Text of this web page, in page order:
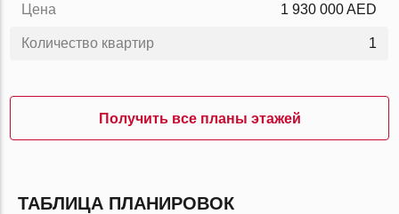
Цена 1 930 000 AED
Количество квартир 1
Получить все планы этажей
ТАБЛИЦА ПЛАНИРОВОК